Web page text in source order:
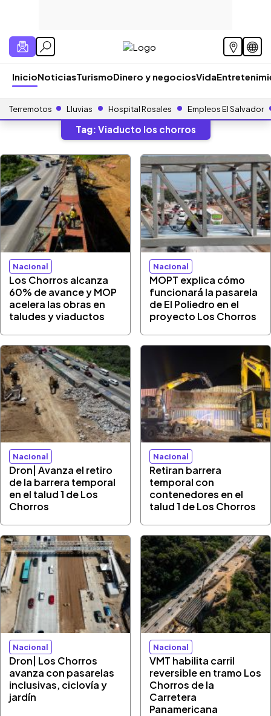
InicioNoticiasTurismoDinero y negociosVida
Terremotos Lluvias Hospital Rosales Empleos El Salvador
Tag: Viaducto los chorros
Nacional
Los Chorros alcanza
60% de avance y MOP
acelera las obras en
taludes y viaductos
Nacional
MOPT explica cómo
funcionará la pasarela
de El Poliedro en el
proyecto Los Chorros
Nacional
Dron| Avanza el retiro
de la barrera temporal
en el talud 1 de Los
Chorros
Nacional
Retiran barrera
temporal con
contenedores en el
talud 1 de Los Chorros
Nacional
Dron| Los Chorros
avanza con pasarelas
inclusivas, ciclovía y
jardín
Nacional
VMT habilita carril
reversible en tramo Los
Chorros de la
Carretera
Panamericana